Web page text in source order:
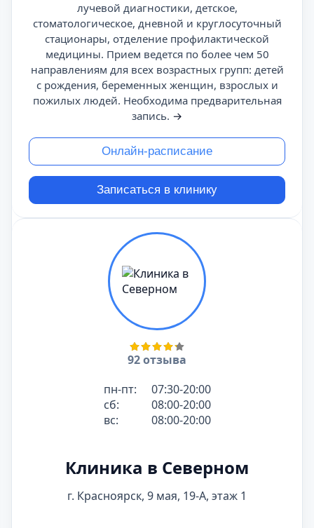
лучевой диагностики, детское,
стоматологическое, дневной и круглосуточный
стационары, отделение профилактической
медицины. Прием ведется по более чем 50
направлениям для всех возрастных групп: детей
с рождения, беременных женщин, взрослых и
пожилых людей. Необходима предварительная
запись. →
Онлайн-расписание
Записаться в клинику
92 отзыва
пн-пт:
07:30-20:00
сб:
08:00-20:00
вс:
08:00-20:00
Клиника в Северном
г. Красноярск, 9 мая, 19-А, этаж 1